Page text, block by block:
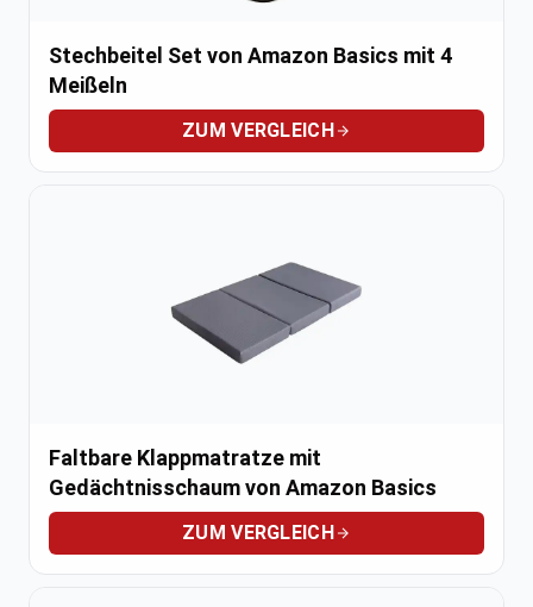
Stechbeitel Set von Amazon Basics mit 4
Meißeln
ZUM VERGLEICH
Faltbare Klappmatratze mit
Gedächtnisschaum von Amazon Basics
ZUM VERGLEICH